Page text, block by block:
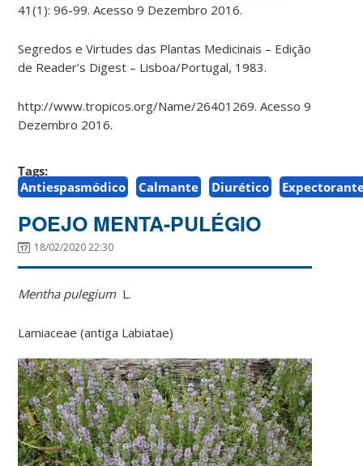
41(1): 96-99. Acesso 9 Dezembro 2016.
Segredos e Virtudes das Plantas Medicinais – Edição
de Reader’s Digest – Lisboa/Portugal, 1983.
http://www.tropicos.org/Name/26401269. Acesso 9
Dezembro 2016.
Tags:
Antiespasmódico
Calmante Diurético
POEJO MENTA-PULÉGIO
18/02/2020 22:30
Mentha pulegium L.
Lamiaceae (antiga Labiatae)